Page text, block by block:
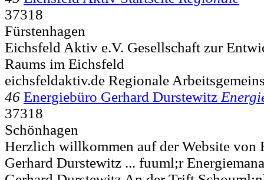
37318
Fürstenhagen
Eichsfeld Aktiv e.V. Gesellschaft zur
Raums im Eichsfeld
eichsfeldaktiv.de Regionale
46 Energiebüro Gerhard Durstewitz
37318
Schönhagen
Herzlich willkommen auf der Website von
Gerhard Durstewitz ... fuuml;r